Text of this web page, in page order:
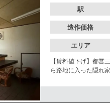
駅
造作価格
エリア
【賃料値下げ】都営
ら路地に入った隠れ